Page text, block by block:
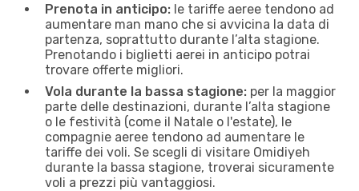
Prenota in anticipo: le tariffe aeree tendono ad
aumentare man mano che si avvicina la data di
partenza, soprattutto durante l’alta stagione.
Prenotando i biglietti aerei in anticipo potrai
trovare offerte migliori.
Vola durante la bassa stagione: per la maggior
parte delle destinazioni, durante l’alta stagione
o le festività (come il Natale o l'estate), le
compagnie aeree tendono ad aumentare le
tariffe dei voli. Se scegli di visitare Omidiyeh
durante la bassa stagione, troverai sicuramente
voli a prezzi più vantaggiosi.